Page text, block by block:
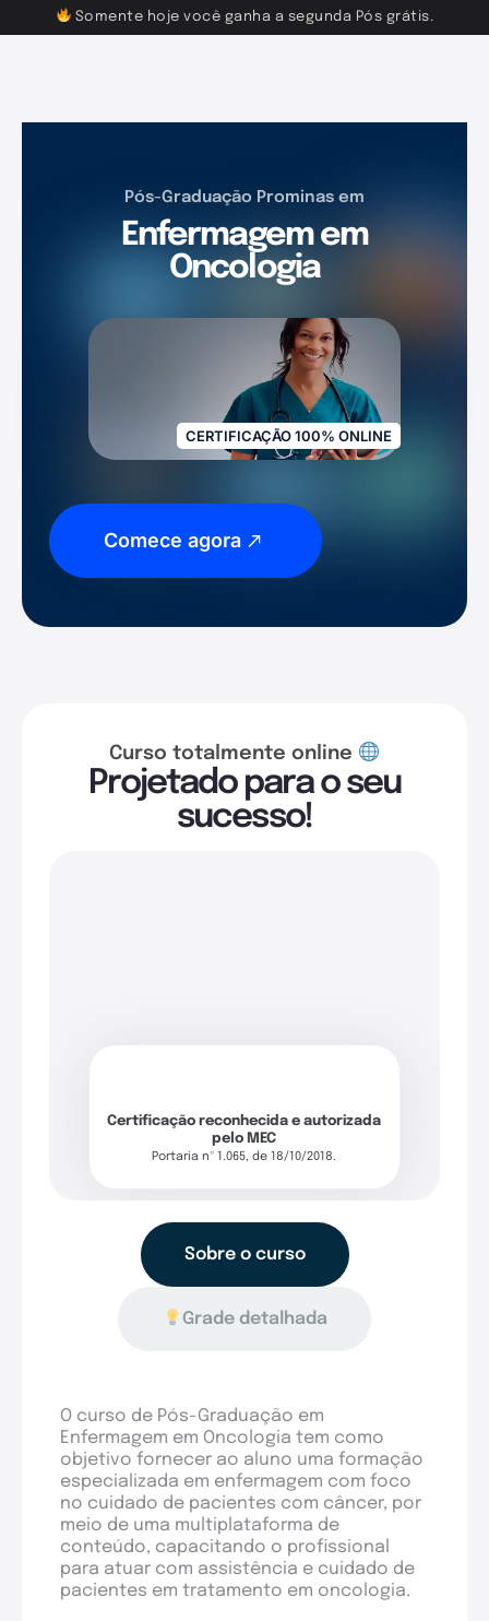
Somente hoje você ganha a segunda Pós grátis.
Pós-Graduação Prominas em
Enfermagem em
Oncologia
CERTIFICAÇÃO 100% ONLINE
Comece agora
Curso totalmente online
Projetado para o seu
sucesso!
Certificação reconhecida e autorizada
pelo MEC
Portaria nº 1.065, de 18/10/2018.
Sobre o curso
Grade detalhada
O curso de Pós-Graduação em
Enfermagem em Oncologia tem como
objetivo fornecer ao aluno uma formação
especializada em enfermagem com foco
no cuidado de pacientes com câncer, por
meio de uma multiplataforma de
conteúdo, capacitando o profissional
para atuar com assistência e cuidado de
pacientes em tratamento em oncologia.